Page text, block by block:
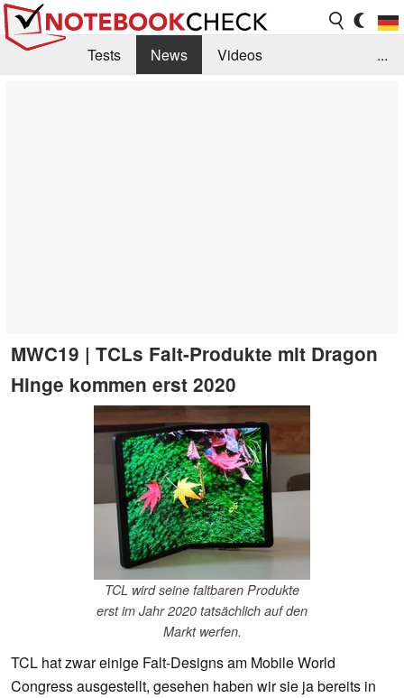
Tests News
Videos
...
MWC19 | TCLs Falt-Produkte mit Dragon
Hinge kommen erst 2020
TCL wird seine faltbaren Produkte
erst im Jahr 2020 tatsächlich auf den
Markt werfen.
TCL hat zwar einige Falt-Designs am Mobile World
Congress ausgestellt, gesehen haben wir sie ja bereits in